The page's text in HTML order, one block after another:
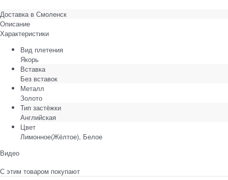
Доставка в Смоленск
Описание
Характеристики
Вид плетения
Якорь
Вставка
Без вставок
Металл
Золото
Тип застёжки
Английская
Цвет
Лимонное(Жёлтое), Белое
Видео
С этим товаром покупают